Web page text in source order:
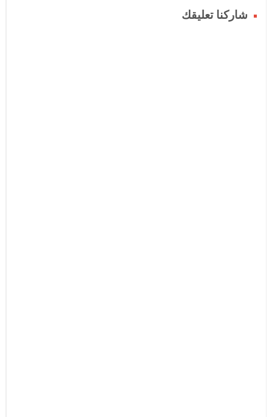
شاركنا تعليقك